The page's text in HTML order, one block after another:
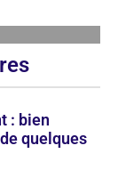
: bien
quelques